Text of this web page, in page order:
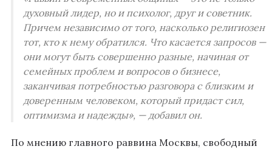
духовный лидер, но и психолог, друг и советник.
Причем независимо от того, насколько религиозен
тот, кто к нему обратился. Что касается запросов —
они могут быть совершенно разные, начиная от
семейных проблем и вопросов о бизнесе,
заканчивая потребностью разговора с близким и
доверенным человеком, который придаст сил,
оптимизма и надежды», — добавил он.
По мнению главного раввина Москвы, свободный